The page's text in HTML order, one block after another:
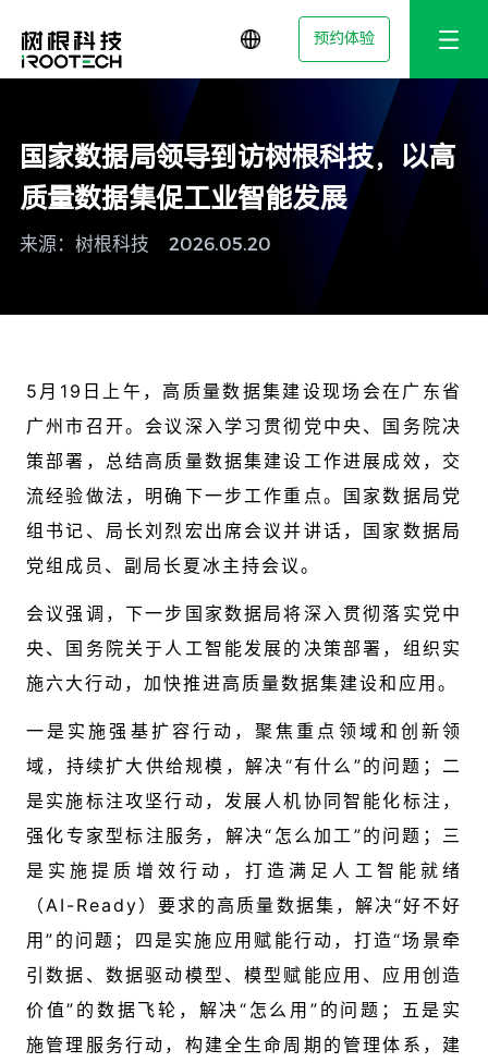
预约体验
国家数据局领导到访树根科技，以高
质量数据集促工业智能发展
来源：树根科技 2026.05.20
5月19日上午，高质量数据集建设现场会在广东省
广州市召开。会议深入学习贯彻党中央、国务院决
策部署，总结高质量数据集建设工作进展成效，交
流经验做法，明确下一步工作重点。国家数据局党
组书记、局长刘烈宏出席会议并讲话，国家数据局
党组成员、副局长夏冰主持会议。
会议强调，下一步国家数据局将深入贯彻落实党中
央、国务院关于人工智能发展的决策部署，组织实
施六大行动，加快推进高质量数据集建设和应用。
一是实施强基扩容行动，聚焦重点领域和创新领
域，持续扩大供给规模，解决“有什么”的问题；二
是实施标注攻坚行动，发展人机协同智能化标注，
强化专家型标注服务，解决“怎么加工”的问题；三
是实施提质增效行动，打造满足人工智能就绪
（AI-Ready）要求的高质量数据集，解决“好不好
用”的问题；四是实施应用赋能行动，打造“场景牵
引数据、数据驱动模型、模型赋能应用、应用创造
价值”的数据飞轮，解决“怎么用”的问题；五是实
施管理服务行动，构建全生命周期的管理体系，建